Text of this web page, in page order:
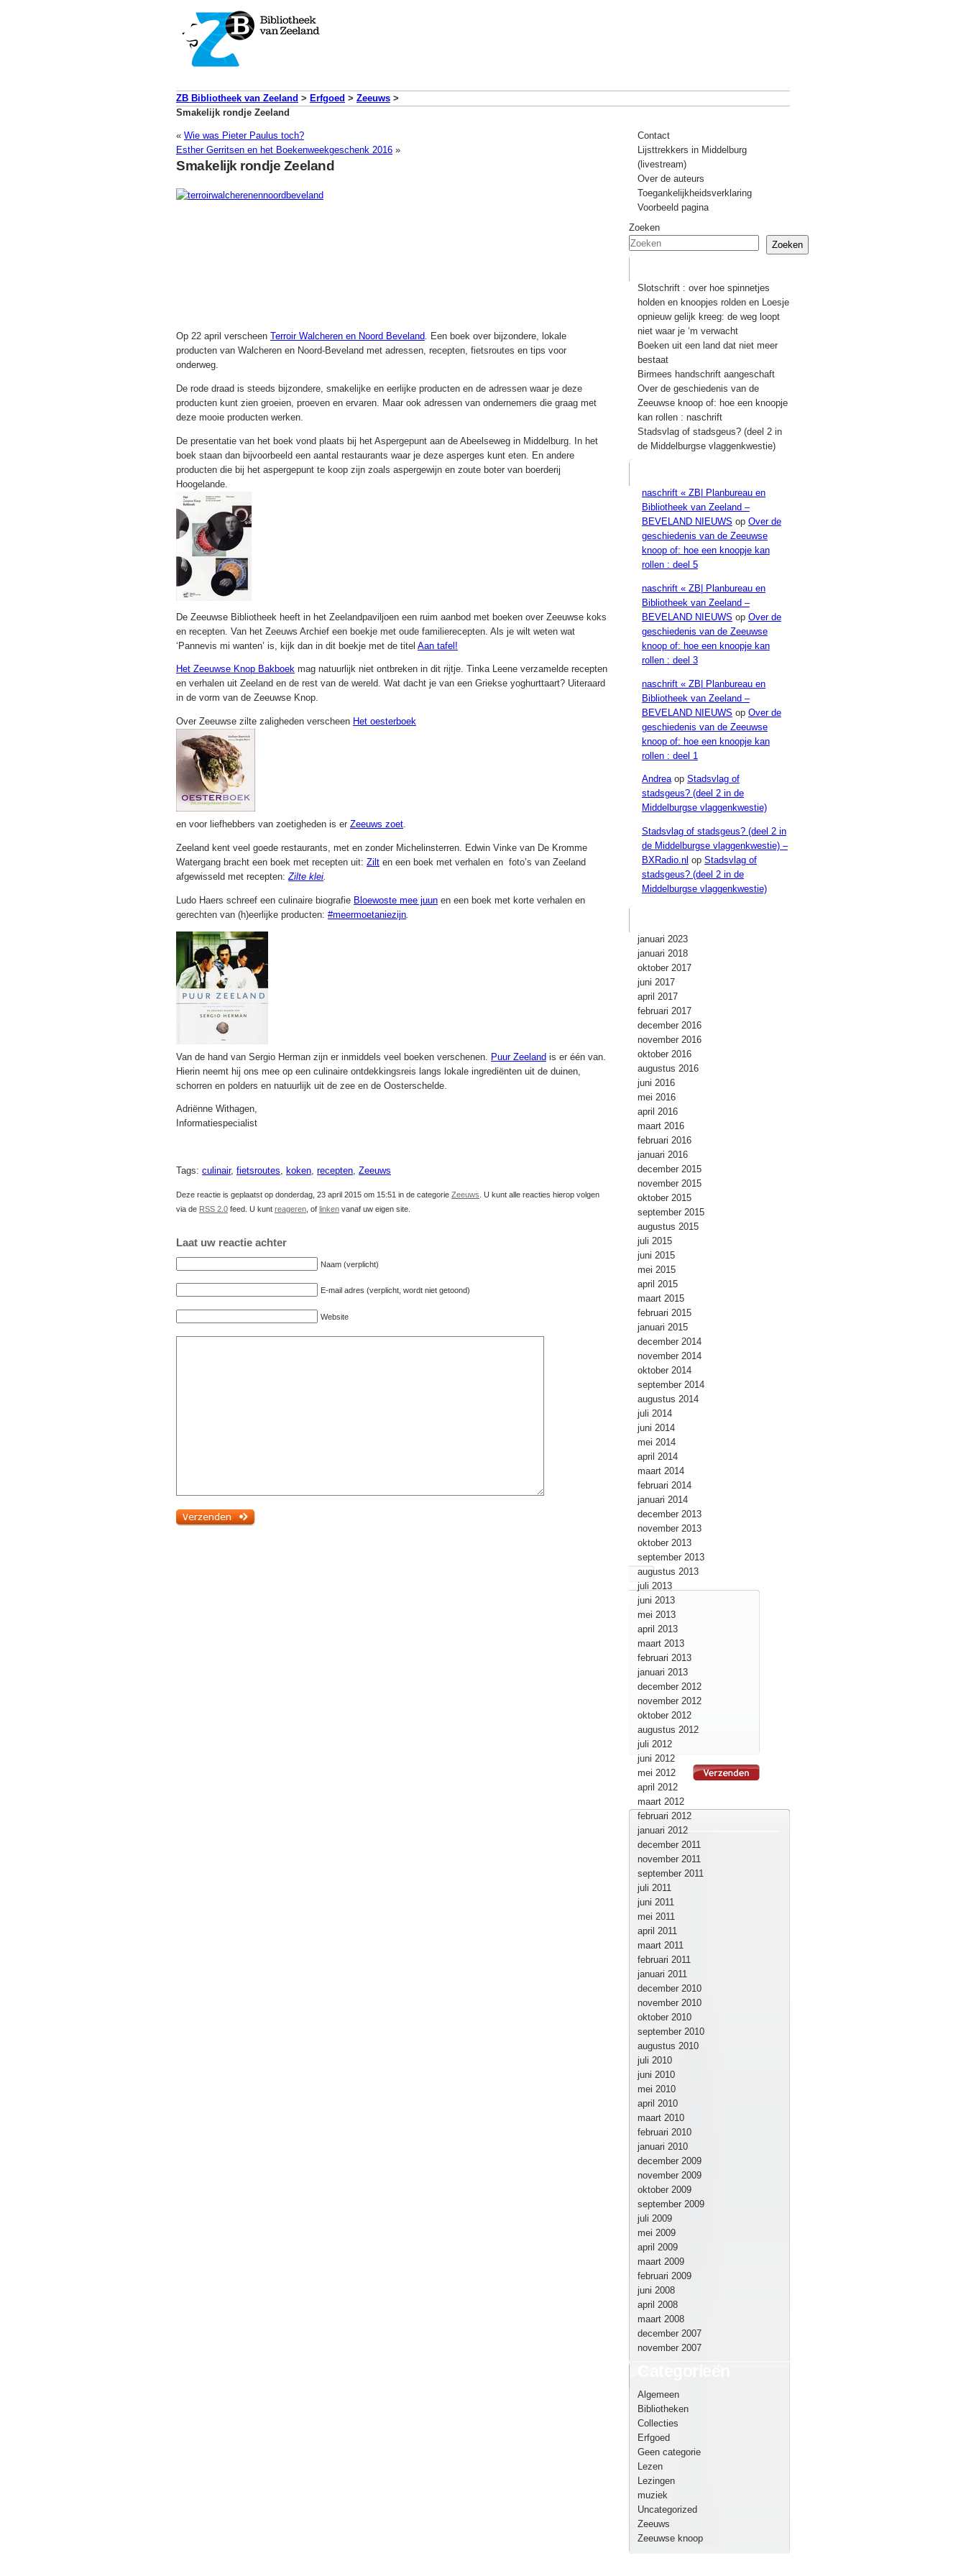
ZB Bibliotheek van Zeeland > Erfgoed > Zeeuws >
Smakelijk rondje Zeeland
« Wie was Pieter Paulus toch?
Esther Gerritsen en het Boekenweekgeschenk 2016 »
Smakelijk rondje Zeeland
Op 22 april verscheen Terroir Walcheren en Noord Beveland. Een boek over bijzondere, lokale
producten van Walcheren en Noord-Beveland met adressen, recepten, fietsroutes en tips voor
onderweg.
De rode draad is steeds bijzondere, smakelijke en eerlijke producten en de adressen waar je deze
producten kunt zien groeien, proeven en ervaren. Maar ook adressen van ondernemers die graag met
deze mooie producten werken.
De presentatie van het boek vond plaats bij het Aspergepunt aan de Abeelseweg in Middelburg. In het
boek staan dan bijvoorbeeld een aantal restaurants waar je deze asperges kunt eten. En andere
producten die bij het aspergepunt te koop zijn zoals aspergewijn en zoute boter van boerderij
Hoogelande.
De Zeeuwse Bibliotheek heeft in het Zeelandpaviljoen een ruim aanbod met boeken over Zeeuwse koks
en recepten. Van het Zeeuws Archief een boekje met oude familierecepten. Als je wilt weten wat
‘Pannevis mi wanten’ is, kijk dan in dit boekje met de titel Aan tafel!
Het Zeeuwse Knop Bakboek mag natuurlijk niet ontbreken in dit rijtje. Tinka Leene verzamelde recepten
en verhalen uit Zeeland en de rest van de wereld. Wat dacht je van een Griekse yoghurttaart? Uiteraard
in de vorm van de Zeeuwse Knop.
Over Zeeuwse zilte zaligheden verscheen Het oesterboek
en voor liefhebbers van zoetigheden is er Zeeuws zoet.
Zeeland kent veel goede restaurants, met en zonder Michelinsterren. Edwin Vinke van De Kromme
Watergang bracht een boek met recepten uit: Zilt en een boek met verhalen en foto’s van Zeeland
afgewisseld met recepten: Zilte klei
Ludo Haers schreef een culinaire biografie Bloewoste mee juun en een boek met korte verhalen en
gerechten van (h)eerlijke producten: #meermoetaniezijn
Van de hand van Sergio Herman zijn er inmiddels veel boeken verschenen. Puur Zeeland is er één van.
Hierin neemt hij ons mee op een culinaire ontdekkingsreis langs lokale ingrediënten uit de duinen,
schorren en polders en natuurlijk uit de zee en de Oosterschelde.
Adriënne Withagen,
Informatiespecialist
Tags: culinair, fietsroutes koken recepten Zeeuws
Deze reactie is geplaatst op donderdag, 23 april 2015 om 15:51 in de categorie Zeeuws . U kunt alle reacties hierop volgen
via de RSS 2.0 feed. U kunt reageren , of linken vanaf uw eigen site.
Laat uw reactie achter
Naam (verplicht)
E-mail adres (verplicht, wordt niet getoond)
Website
Contact
Lijsttrekkers in Middelburg
(livestream)
Over de auteurs
Toegankelijkheidsverklaring
Voorbeeld pagina
Zoeken
Zoeken
Slotschrift : over hoe spinnetjes
holden en knoopjes rolden en Loesje
opnieuw gelijk kreeg: de weg loopt
niet waar je ‘m verwacht
Boeken uit een land dat niet meer
bestaat
Birmees handschrift aangeschaft
Over de geschiedenis van de
Zeeuwse knoop of: hoe een knoopje
kan rollen : naschrift
Stadsvlag of stadsgeus? (deel 2 in
de Middelburgse vlaggenkwestie)
naschrift « ZB| Planbureau en
Bibliotheek van Zeeland –
BEVELAND NIEUWS op Over de
geschiedenis van de Zeeuwse
knoop of: hoe een knoopje kan
rollen : deel 5
naschrift « ZB| Planbureau en
Bibliotheek van Zeeland –
BEVELAND NIEUWS op Over de
geschiedenis van de Zeeuwse
knoop of: hoe een knoopje kan
rollen : deel 3
naschrift « ZB| Planbureau en
Bibliotheek van Zeeland –
BEVELAND NIEUWS op Over de
geschiedenis van de Zeeuwse
knoop of: hoe een knoopje kan
rollen : deel 1
Andreaop Stadsvlag of
stadsgeus? (deel 2 in de
Middelburgse vlaggenkwestie)
Stadsvlag of stadsgeus? (deel 2 in
de Middelburgse vlaggenkwestie) –
BXRadio.nl op Stadsvlag of
stadsgeus? (deel 2 in de
Middelburgse vlaggenkwestie)
januari 2023
januari 2018
oktober 2017
juni 2017
april 2017
februari 2017
december 2016
november 2016
oktober 2016
augustus 2016
juni 2016
mei 2016
april 2016
maart 2016
februari 2016
januari 2016
december 2015
november 2015
oktober 2015
september 2015
augustus 2015
juli 2015
juni 2015
mei 2015
april 2015
maart 2015
februari 2015
januari 2015
december 2014
november 2014
oktober 2014
september 2014
augustus 2014
juli 2014
juni 2014
mei 2014
april 2014
maart 2014
februari 2014
januari 2014
december 2013
november 2013
oktober 2013
september 2013
augustus 2013
juli 2013
juni 2013
mei 2013
april 2013
maart 2013
februari 2013
januari 2013
december 2012
november 2012
oktober 2012
augustus 2012
juli 2012
juni 2012
mei 2012
april 2012
maart 2012
februari 2012
januari 2012
december 2011
november 2011
september 2011
juli 2011
juni 2011
mei 2011
april 2011
maart 2011
februari 2011
januari 2011
december 2010
november 2010
oktober 2010
september 2010
augustus 2010
juli 2010
juni 2010
mei 2010
april 2010
maart 2010
februari 2010
januari 2010
december 2009
november 2009
oktober 2009
september 2009
juli 2009
mei 2009
april 2009
maart 2009
februari 2009
juni 2008
april 2008
maart 2008
december 2007
november 2007
Algemeen
Bibliotheken
Collecties
Erfgoed
Geen categorie
Lezen
Lezingen
muziek
Uncategorized
Zeeuws
Zeeuwse knoop